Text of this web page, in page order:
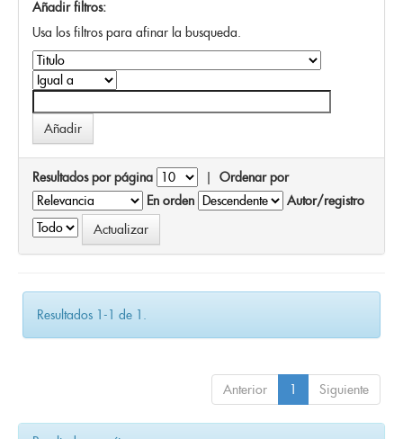
Añadir filtros:
Usa los filtros para afinar la busqueda.
Resultados por página | Ordenar por
En orden
Autor/registro
Resultados 1-1 de 1.
Anterior 1 Siguiente